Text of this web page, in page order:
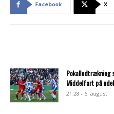
Facebook X
Pokallodtrækning
Middelfart på
21:28 - 6. august